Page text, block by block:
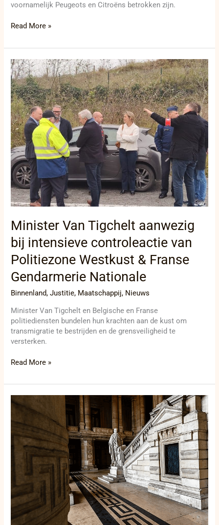
voornamelijk Peugeots en Citroëns betrokken zijn.
Read More »
Minister Van Tigchelt aanwezig
bij intensieve controleactie van
Politiezone Westkust & Franse
Gendarmerie Nationale
Binnenland,Justitie, Maatschappij, Nieuws
Minister Van Tigchelt en Belgische en Franse
politiediensten bundelen hun krachten aan de kust om
transmigratie te bestrijden en de grensveiligheid te
versterken.
Minister
Van
Tigchelt
aanwezig
bij
intensieve
controleactie
van
Politiezone
Westkust
&
Franse
Gendarmerie
Nationale
Read More »
Dodelijke
steekpartij
in
Brussel:
verdachten
onder
aanhoudingsmandaat
geplaatst